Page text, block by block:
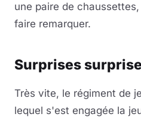
une paire de
faire remarquer.
Surprises
Très vite, le régiment de
lequel s'est engagée la